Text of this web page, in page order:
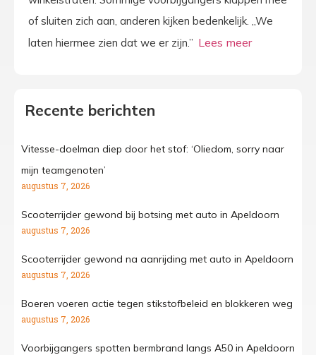
of sluiten zich aan, anderen kijken bedenkelijk. „We
laten hiermee zien dat we er zijn.”
Recente berichten
Vitesse-doelman diep door het stof: ‘Oliedom, sorry naar
mijn teamgenoten’
augustus 7, 2026
Scooterrijder gewond bij botsing met auto in Apeldoorn
augustus 7, 2026
Scooterrijder gewond na aanrijding met auto in Apeldoorn
augustus 7, 2026
Boeren voeren actie tegen stikstofbeleid en blokkeren weg
augustus 7, 2026
Voorbijgangers spotten bermbrand langs A50 in Apeldoorn